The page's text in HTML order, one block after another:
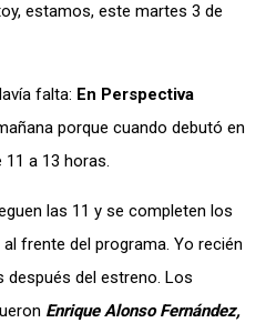
estamos, este martes 3 de
falta: En Perspectiva
porque cuando debutó en
11 a 13 horas.
las 11 y se completen los
frente del programa. Yo recién
después del estreno. Los
Enrique Alonso Fernández,